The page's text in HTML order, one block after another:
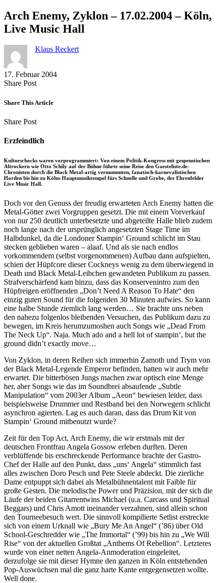
Arch Enemy, Zyklon – 17.02.2004 – Köln,
Live Music Hall
Klaus Reckert
17. Februar 2004
Share PostShare
Facebook
Copy
to
Send
via
Share This Article
Share PostShare
Facebook
Copy
to
Send
via
Erzfeindlich
Kulturschocks waren vorprogrammiert: Von einem Politik-Kongress mit gespenstischen
Altrockern wie Otto Schily auf der Bühne führte seine Reise den Gaesteliste.de-
Chronisten durch die Black Metal-artig vermummten, fanatisch-karnevalistischen
Horden bis hin zu Kölns Hauptmusiktempel fürs Schnelle und Grobe, der Ehrenfelder
Live Music Hall.
Doch vor den Genuss der freudig erwarteten Arch Enemy hatten die
Metal-Götter zwei Vorgruppen gesetzt. Die mit einem Vorverkauf
von nur 250 deutlich unterbesetzte und abgeteilte Halle blieb zudem
noch lange nach der ursprünglich angesetzten Stage Time im
Halbdunkel, da die Londoner Stampin‘ Ground schlicht im Stau
stecken geblieben waren – alaaf. Und als sie nach endlos
vorkommendem (selbst vorgenommenen) Aufbau dann aufspielten,
schien der Hüpfcore dieser Cockneys wenig zu dem überwiegend in
Death und Black Metal-Leibchen gewandeten Publikum zu passen.
Strafverschärfend kam hinzu, dass das Konservenintro zum den
Hüpfreigen eröffnenden „Don’t Need A Reason To Hate“ den
einzig guten Sound für die folgenden 30 Minuten aufwies. So kann
eine halbe Stunde ziemlich lang werden… Sie brachte uns neben
den nahezu folgenlos bleibenden Versuchen, das Publikum dazu zu
bewegen, im Kreis herumzumoshen auch Songs wie „Dead From
The Neck Up“. Naja. Much ado and a hell lot of stampin‘, but the
ground didn’t exactly move…
Von Zyklon, in deren Reihen sich immerhin Zamoth und Trym von
der Black Metal-Legende Emperor befinden, hatten wir auch mehr
erwartet. Die bitterbösen Jungs machen zwar optisch eine Menge
her, aber Songs wie das im Soundbrei absaufende „Subtle
Manipulation“ vom 2003er Album „Aeon“ bewiesen leider, dass
beispielsweise Drummer und Restband bei den Norwegern schlicht
asynchron agierten. Lag es auch daran, dass das Drum Kit von
Stampin‘ Ground mitbenutzt wurde?
Zeit für den Top Act, Arch Enemy, die wir erstmals mit der
deutschen Frontfrau Angela Gossow erleben durften. Deren
verblüffende bis erschreckende Performance brachte der Gastro-
Chef der Halle auf den Punkt, dass „uns‘ Angela“ stimmlich fast
alles zwischen Doro Pesch und Pete Steele abdeckt. Die zierliche
Dame entpuppt sich dabei als Metalbühnentalent mit Faible für
große Gesten. Die melodische Power und Präzision, mit der sich die
Läufe der beiden Gitarrentwins Michael (u.a. Carcass und Spiritual
Beggars) und Chris Amott ineinander verzahnen, sind allein schon
den Tourneebesuch wert. Die sinnvoll kompilierte Setlist erstreckte
sich von einem Urknall wie „Bury Me An Angel“ (’86) über Old
School-Geschredder wie „The Immortal“ (’99) bis hin zu „We Will
Rise“ von der aktuellen Großtat „Anthems Of Rebellion“. Letzteres
wurde von einer netten Angela-Anmoderation eingeleitet,
derzufolge sie mit dieser Hymne den ganzen in Köln entstehenden
Pop-Auswüchsen mal die ganz harte Kante entgegensetzen wollte.
Well done.